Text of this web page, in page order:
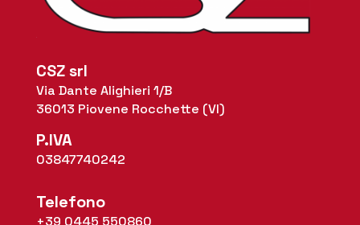
CSZ srl
Via Dante Alighieri 1/B
36013 Piovene Rocchette (VI)
P.IVA
03847740242
Telefono
+39 0445 550860